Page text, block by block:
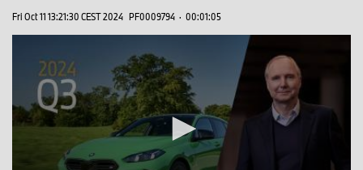
Fri Oct 11 13:21:30 CEST 2024 PF0009794 · 00:01:05